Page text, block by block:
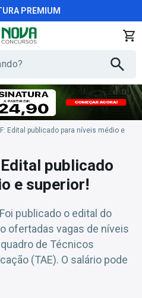
PREMIUM
Edital publicado para níveis médio e
publicado
e superior!
publicado o edital do
ofertadas vagas de níveis
de Técnicos
(TAE). O salário pode